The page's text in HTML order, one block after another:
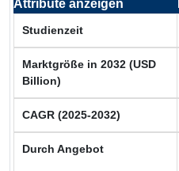
Attribute anzeigen
Studienzeit
Marktgröße in 2032 (USD
Billion)
CAGR (2025-2032)
Durch Angebot